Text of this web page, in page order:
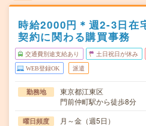
時給2000円＊週2-3日在
契約に関わる購買事務
交通費別途支給あり 土日祝日が休み
WEB登録OK 派遣
勤務地
東京都江東区
門前仲町駅から徒歩8分
曜日頻度 月～金（週5日）